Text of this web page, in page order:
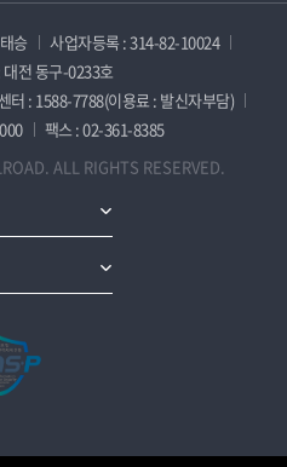
승
사업자등록 : 314-82-10024
전 동구-0233호
터 : 1588-7788(이용료 : 발신자부담)
팩스 : 02-361-8385
ALL RIGHTS RESERVED.